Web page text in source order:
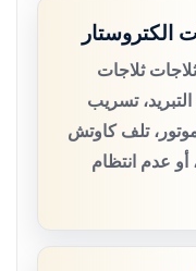
الكتروستار
ثلاجات
تسريب
تلف كاوتش
أو عدم انتظام